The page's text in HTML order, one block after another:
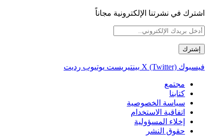
اشترك في نشرتنا الإلكترونية مجاناً
فيسبوك X (Twitter) بينتيريست يوتيوب رديت
مجتمع
كتابنا
سياسة الخصوصية
اتفاقية الاستخدام
إخلاء المسؤولية
حقوق النشر